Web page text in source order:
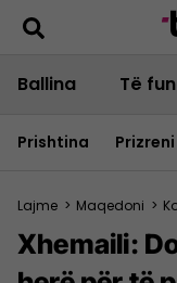
Ballina Të
Prishtina Prizreni
Lajme > Maqedoni >
Xhemaili: